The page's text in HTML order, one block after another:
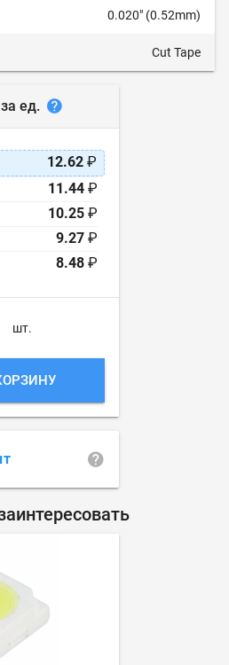
0.020" (0.52mm)
Cut Tape
ед.
12.62 ₽
11.44 ₽
10.25 ₽
9.27 ₽
8.48 ₽
шт.